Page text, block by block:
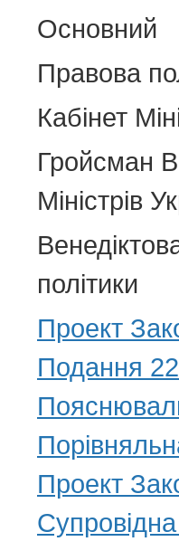
Основний
Правова
Кабінет
Гройсман
Міністрів
політики
Проект
Подання
Проект